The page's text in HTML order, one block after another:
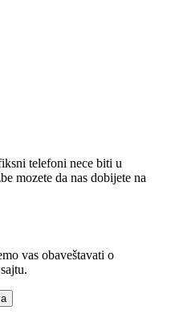
telefoni nece biti u
mozete da nas dobijete na
vas obaveštavati o